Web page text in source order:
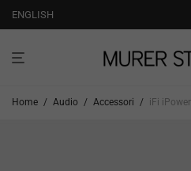
ENGLISH
Home / Audio / Accessori / iFi